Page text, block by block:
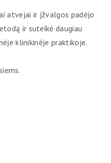
atvejai ir įžvalgos padėjo
ir suteikė daugiau
klinikinėje praktikoje.